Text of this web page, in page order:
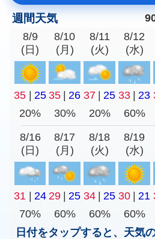
週間天気
8/9
(日)
8/10
(月)
8/11
(火)
8/12
(水)
35 25 35 26 37 25 33 23
20%
30% 20% 60%
8/16
(日)
8/17
(月)
8/18
(火)
8/19
(水)
31 24 29 25 34 25 30 21
70%
60% 60% 60%
日付をタップすると、天気